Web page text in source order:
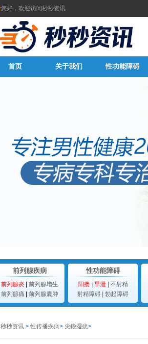
您好，欢迎访问秒秒资讯
首页 关于我们 性功能障碍
前列腺疾病
前列腺炎 | 前列腺增生
前列腺痛 | 前列腺囊肿
性功能障碍
阳痿 | 早泄 | 不射精
射精障碍 | 勃起障碍
秒秒资讯 > 性传播疾病> 尖锐湿疣>